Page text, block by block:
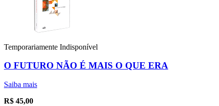
Temporariamente Indisponível
O FUTURO NÃO É MAIS O QUE ERA
Saiba mais
R$ 45,00